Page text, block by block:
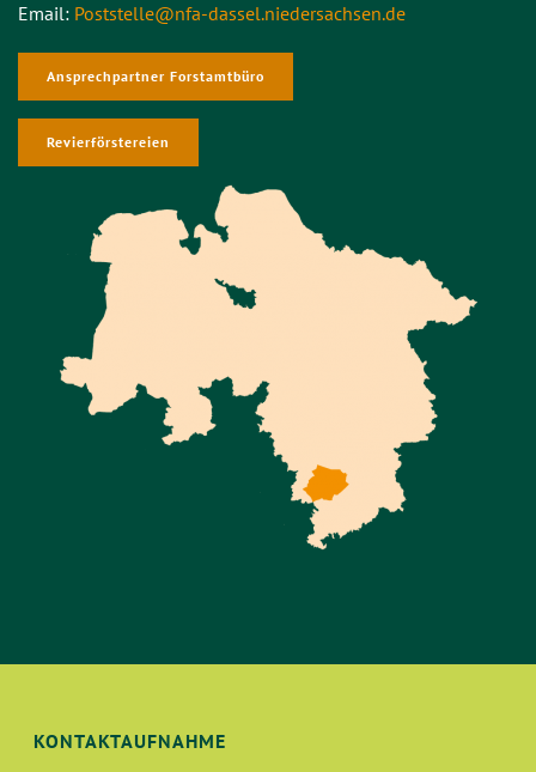
Email: Poststelle@nfa-dassel.niedersachsen.de
Ansprechpartner Forstamtbüro
Revierförstereien
KONTAKTAUFNAHME